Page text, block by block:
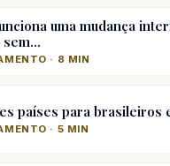
uma mudança
sem…
· 8 MIN
países para brasileiros
· 5 MIN